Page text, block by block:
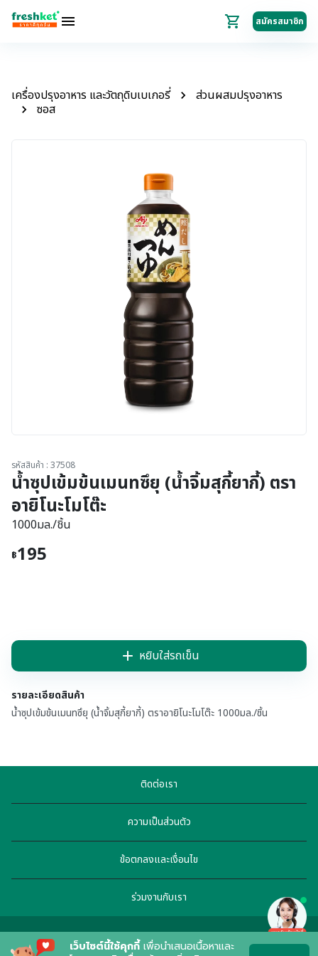
สมัครสมาชิก
เครื่องปรุงอาหาร และวัตถุดิบเบเกอรี่
ส่วนผสมปรุงอาหาร
ซอส
รหัสสินค้า : 37508
น้ำซุปเข้มข้นเมนทซึยุ (น้ำจิ้มสุกี้ยากี้) ตรา
อายิโนะโมโต๊ะ
1000มล./ชิ้น
฿195
หยิบใส่รถเข็น
รายละเอียดสินค้า
น้ำซุปเข้มข้นเมนทซึยุ (น้ำจิ้มสุกี้ยากี้) ตราอายิโนะโมโต๊ะ 1000มล./ชิ้น
ติดต่อเรา
ความเป็นส่วนตัว
ข้อตกลงและเงื่อนไข
ร่วมงานกับเรา
เว็บไซต์นี้ใช้คุกกี้ เพื่อนำเสนอเนื้อหาและ